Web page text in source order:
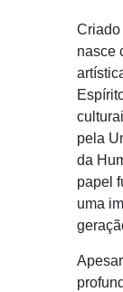
Criado
nasce
pela
da
papel
uma